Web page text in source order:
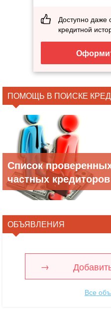
Доступно даже
кредитной
ПОМОЩЬ В ПОИСКЕ
Список
частных кредиторов
ОБЪЯВЛЕНИЯ
Все